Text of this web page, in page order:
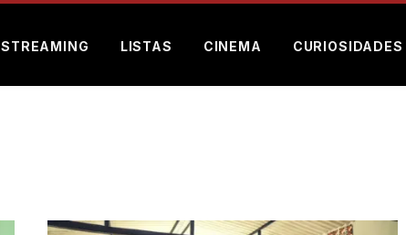
STREAMING LISTAS CINEMA